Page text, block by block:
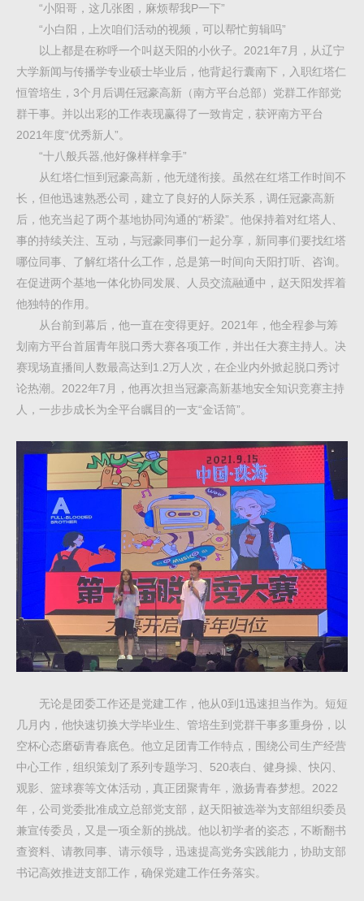
“小阳哥，这几张图，麻烦帮我P一下”
“小白阳，上次咱们活动的视频，可以帮忙剪辑吗”
以上都是在称呼一个叫赵天阳的小伙子。2021年7月，从辽宁
大学新闻与传播学专业硕士毕业后，他背起行囊南下，入职红塔仁
恒管培生，3个月后调任冠豪高新（南方平台总部）党群工作部党
群干事。并以出彩的工作表现赢得了一致肯定，获评南方平台
2021年度“优秀新人”。
“十八般兵器,他好像样样拿手”
从红塔仁恒到冠豪高新，他无缝衔接。虽然在红塔工作时间不
长，但他迅速熟悉公司，建立了良好的人际关系，调任冠豪高新
后，他充当起了两个基地协同沟通的“桥梁”。他保持着对红塔人、
事的持续关注、互动，与冠豪同事们一起分享，新同事们要找红塔
哪位同事、了解红塔什么工作，总是第一时间向天阳打听、咨询。
在促进两个基地一体化协同发展、人员交流融通中，赵天阳发挥着
他独特的作用。
从台前到幕后，他一直在变得更好。2021年，他全程参与筹
划南方平台首届青年脱口秀大赛各项工作，并出任大赛主持人。决
赛现场直播间人数最高达到1.2万人次，在企业内外掀起脱口秀讨
论热潮。2022年7月，他再次担当冠豪高新基地安全知识竞赛主持
人，一步步成长为全平台瞩目的一支“金话筒”。
无论是团委工作还是党建工作，他从0到1迅速担当作为。短短
几月内，他快速切换大学毕业生、管培生到党群干事多重身份，以
空杯心态磨砺青春底色。他立足团青工作特点，围绕公司生产经营
中心工作，组织策划了系列专题学习、520表白、健身操、快闪、
观影、篮球赛等文体活动，真正团聚青年，激扬青春梦想。2022
年，公司党委批准成立总部党支部，赵天阳被选举为支部组织委员
兼宣传委员，又是一项全新的挑战。他以初学者的姿态，不断翻书
查资料、请教同事、请示领导，迅速提高党务实践能力，协助支部
书记高效推进支部工作，确保党建工作任务落实。